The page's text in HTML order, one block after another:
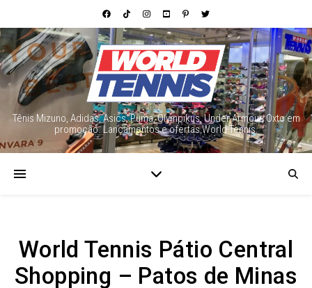
Tênis Mizuno, Adidas, Asics, Puma, Olympikus, Under Armour, Oxto em
promoção. Lançamentos e ofertas World Tennis.
World Tennis Pátio Central
Shopping – Patos de Minas